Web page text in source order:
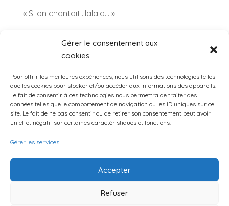
Gérer le consentement aux
cookies
Pour offrir les meilleures expériences, nous utilisons des technologies telles
que les cookies pour stocker et/ou accéder aux informations des appareils.
Le fait de consentir à ces technologies nous permettra de traiter des
données telles que le comportement de navigation ou les ID uniques sur ce
site. Le fait de ne pas consentir ou de retirer son consentement peut avoir
un effet négatif sur certaines caractéristiques et fonctions.
Gérer les services
Accepter
Refuser
« Si on chantait…lalala… »
Catégories
Catégories
archives
archives
Mentions légales